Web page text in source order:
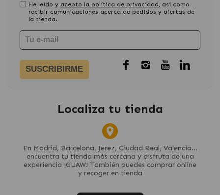
He leído y acepto la política de privacidad, asi como
recibir comunicaciones acerca de pedidos y ofertas de
la tienda.
SUSCRIBIRME
Localiza tu tienda
En Madrid, Barcelona, Jerez, Ciudad Real, Valencia...
encuentra tu tienda más cercana y disfruta de una
experiencia ¡GUAW! También puedes comprar online
y recoger en tienda